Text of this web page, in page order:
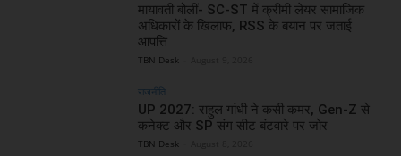
मायावती बोलीं- SC-ST में क्रीमी लेयर सामाजिक
अधिकारों के खिलाफ, RSS के बयान पर जताई
आपत्ति
TBN Desk
राजनीति
UP 2027: राहुल गांधी ने कसी कमर, Gen-Z से
कनेक्ट और SP संग सीट बंटवारे पर जोर
TBN Desk